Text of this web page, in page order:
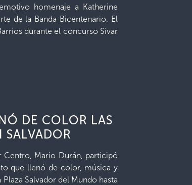
homenaje a Katherine
de la Banda Bicentenario. El
durante el concurso Sívar
DE COLOR LAS
SALVADOR
Centro, Mario Durán, participó
que llenó de color, música y
Salvador del Mundo hasta